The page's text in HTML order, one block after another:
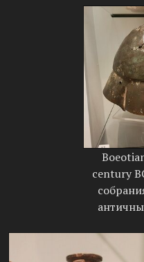
century